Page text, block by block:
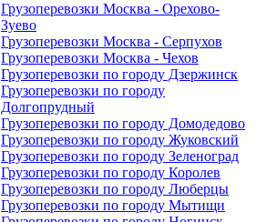
Грузоперевозки Москва - Орехово-
Зуево
Грузоперевозки Москва - Серпухов
Грузоперевозки Москва - Чехов
Грузоперевозки по городу Дзержинск
Грузоперевозки по городу
Долгопрудный
Грузоперевозки по городу Домодедово
Грузоперевозки по городу Жуковский
Грузоперевозки по городу Зеленоград
Грузоперевозки по городу Королев
Грузоперевозки по городу Люберцы
Грузоперевозки по городу Мытищи